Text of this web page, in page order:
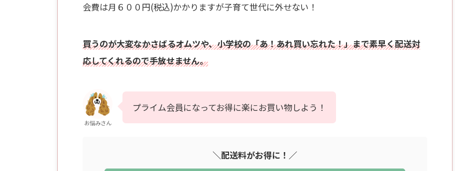
会費は月６００円(税込)かかりますが子育て世代に外せない！
買うのが大変なかさばるオムツや、小学校の「あ！あれ買い忘れた！」まで素早く配送対
応してくれるので手放せません。
お悩みさん
プライム会員になってお得に楽にお買い物しよう！
＼配送料がお得に！／